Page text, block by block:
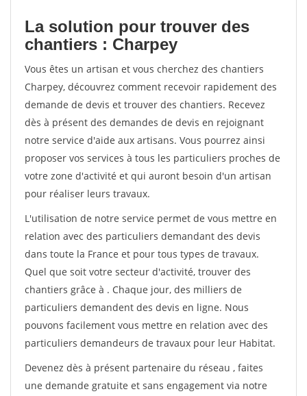
La solution pour trouver des
chantiers : Charpey
Vous êtes un artisan et vous cherchez des chantiers
Charpey, découvrez comment recevoir rapidement des
demande de devis et trouver des chantiers. Recevez
dès à présent des demandes de devis en rejoignant
notre service d'aide aux artisans. Vous pourrez ainsi
proposer vos services à tous les particuliers proches de
votre zone d'activité et qui auront besoin d'un artisan
pour réaliser leurs travaux.
L'utilisation de notre service permet de vous mettre en
relation avec des particuliers demandant des devis
dans toute la France et pour tous types de travaux.
Quel que soit votre secteur d'activité, trouver des
chantiers grâce à . Chaque jour, des milliers de
particuliers demandent des devis en ligne. Nous
pouvons facilement vous mettre en relation avec des
particuliers demandeurs de travaux pour leur Habitat.
Devenez dès à présent partenaire du réseau , faites
une demande gratuite et sans engagement via notre